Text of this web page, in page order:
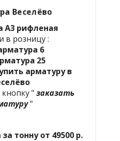
Веселёво
А3 рифленая
в розницу :
6
25
арматуру в
" заказать
"
тонну от 49500 р.